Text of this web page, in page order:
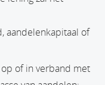
aandelenkapitaal of
of in verband met